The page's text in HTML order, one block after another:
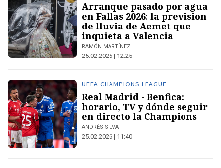
Arranque pasado por agua
en Fallas 2026: la prevision
de lluvia de Aemet que
inquieta a Valencia
RAMÓN MARTÍNEZ
25.02.2026 | 12:25
UEFA CHAMPIONS LEAGUE
Real Madrid - Benfica:
horario, TV y dónde seguir
en directo la Champions
ANDRÉS SILVA
25.02.2026 | 11:40